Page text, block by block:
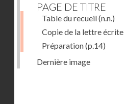
PAGE DE TITRE
Table du recueil(n.n.)
Copie de la lettre écrite
Préparation(p.14)
Dernière image